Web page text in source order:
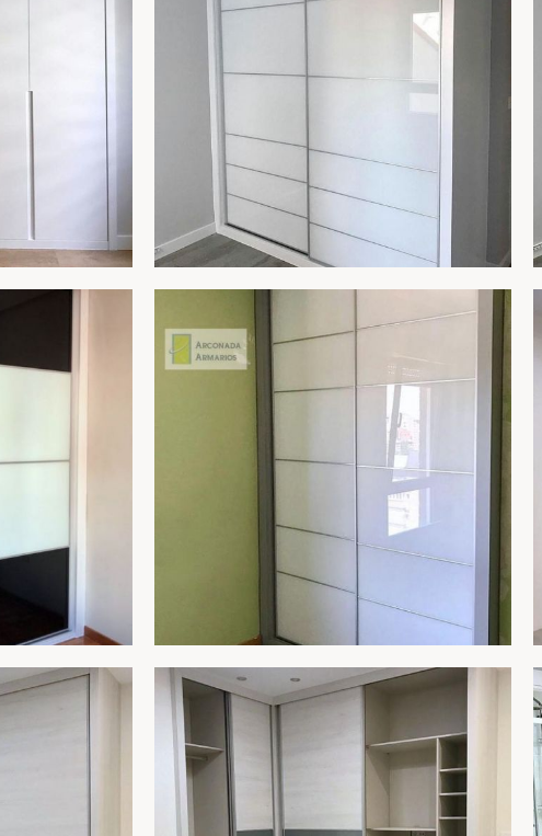
AMPLIAR
ARMARIO 257
ARMARIO 255